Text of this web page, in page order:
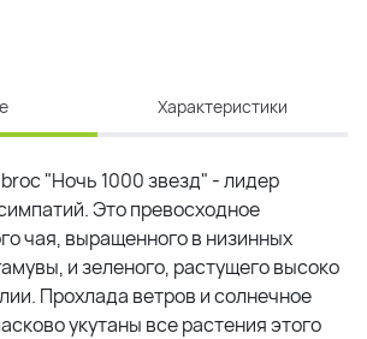
Характеристики
"Ночь 1000 звезд" - лидер
Это превосходное
чая, выращенного в низинных
и зеленого, растущего высоко
Прохлада ветров и солнечное
укутаны все растения этого